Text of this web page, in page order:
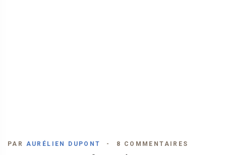
PAR AURÉLIEN DUPONT 8 COMMENTAIRES